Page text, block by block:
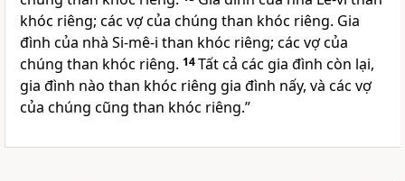
khóc riêng; các vợ của chúng than khóc riêng. Gia
đình của nhà Si-mê-i than khóc riêng; các vợ của
chúng than khóc riêng. 14Tất cả các gia đình còn lại,
gia đình nào than khóc riêng gia đình nấy, và các vợ
của chúng cũng than khóc riêng.”